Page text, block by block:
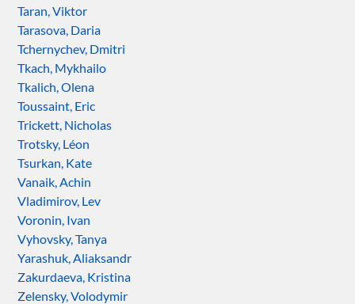
Taran, Viktor
Tarasova, Daria
Tchernychev, Dmitri
Tkach, Mykhailo
Tkalich, Olena
Toussaint, Eric
Trickett, Nicholas
Trotsky, Léon
Tsurkan, Kate
Vanaik, Achin
Vladimirov, Lev
Voronin, Ivan
Vyhovsky, Tanya
Yarashuk, Aliaksandr
Zakurdaeva, Kristina
Zelensky, Volodymir